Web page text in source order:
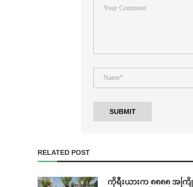
RELATED POST
ကိုရီးယားက ၈၈၈၈ အက